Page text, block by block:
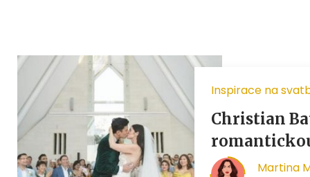
Inspirace na
Christian
Martina